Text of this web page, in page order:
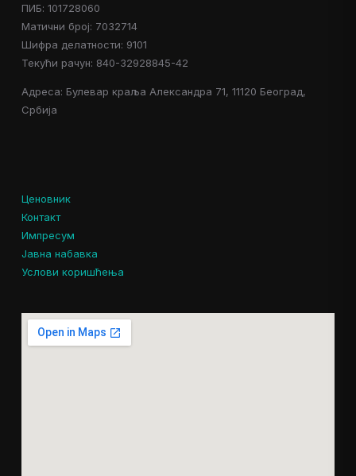
ПИБ: 101728060
Матични број: 7032714
Шифра делатности: 9101
Текући рачун: 840-32928845-42
Адреса: Булевар краља Александра 71, 11120 Београд,
Србија
Ценовник
Контакт
Импресум
Јавна набавка
Услови коришћења